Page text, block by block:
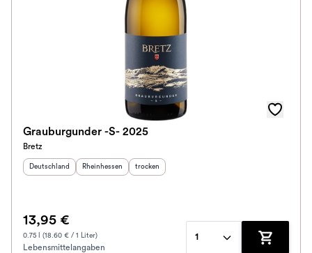
Grauburgunder -S- 2025
Bretz
Herkunftsland
Deutschland Herkunftsregion :
Rheinhessen Geschmack
trocken
13,95 €
0.75 l (18.60 € / 1 Liter)
Lebensmittelangaben
1
Zum